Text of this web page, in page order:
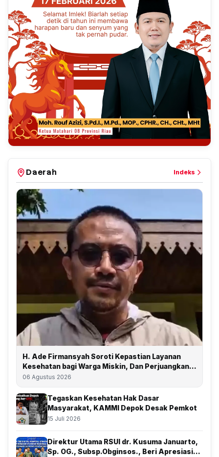
Daerah Indeks
H. Ade Firmansyah Soroti Kepastian Layanan
Kesehatan bagi Warga Miskin, Dan Perjuangkan
Depok Kembali Raih Predikat UHC
06 Agustus 2026
Tegaskan Kesehatan Hak Dasar
Masyarakat, KAMMI Depok Desak Pemkot
15 Juli 2026
Direktur Utama RSUI dr. Kusuma Januarto,
Sp. OG., Subsp.Obginsos., Beri Apresiasi